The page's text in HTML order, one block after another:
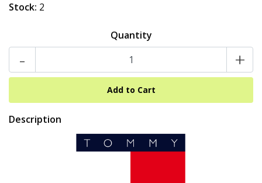
Stock: 2
Quantity
- +
Description